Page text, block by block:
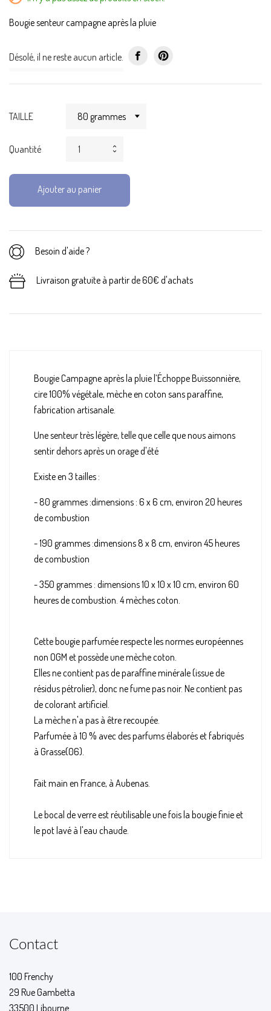
Bougie senteur campagne après la pluie
Désolé, il ne reste aucun article.
TAILLE
Quantité
Ajouter au panier
Besoin d'aide ?
Livraison gratuite à partir de 60€ d'achats
Bougie Campagne après la pluie l’Échoppe Buissonnière,
cire 100% végétale, mèche en coton sans paraffine,
fabrication artisanale.
Une senteur très légère, telle que celle que nous aimons
sentir dehors après un orage d'été
Existe en 3 tailles :
- 80 grammes :dimensions : 6 x 6 cm, environ 20 heures
de combustion
- 190 grammes :dimensions 8 x 8 cm, environ 45 heures
de combustion
- 350 grammes : dimensions 10 x 10 x 10 cm, environ 60
heures de combustion. 4 mèches coton.
Cette bougie parfumée respecte les normes européennes
non OGM et possède une mèche coton.
Elles ne contient pas de paraffine minérale (issue de
résidus pétrolier), donc ne fume pas noir. Ne contient pas
de colorant artificiel.
La mèche n'a pas à être recoupée.
Parfumée à 10 % avec des parfums élaborés et fabriqués
à Grasse(06).
Fait main en France, à Aubenas.
Le bocal de verre est réutilisable une fois la bougie finie et
le pot lavé à l'eau chaude.
Contact
100 Frenchy
29 Rue Gambetta
33500 Libourne